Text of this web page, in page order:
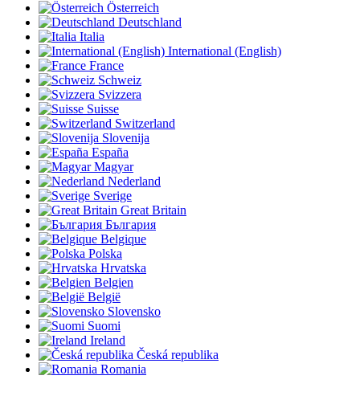
Österreich
Deutschland
Italia
International (English)
France
Schweiz
Svizzera
Suisse
Switzerland
Slovenija
España
Magyar
Nederland
Sverige
Great Britain
България
Belgique
Polska
Hrvatska
Belgien
België
Slovensko
Suomi
Ireland
Česká republika
Romania